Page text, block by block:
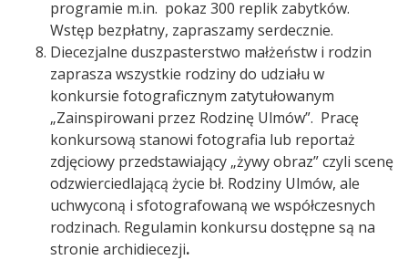
programie m.in. pokaz 300 replik zabytków.
Wstęp bezpłatny, zapraszamy serdecznie.
Diecezjalne duszpasterstwo małżeństw i rodzin
zaprasza wszystkie rodziny do udziału w
konkursie fotograficznym zatytułowanym
„Zainspirowani przez Rodzinę Ulmów”. Pracę
konkursową stanowi fotografia lub reportaż
zdjęciowy przedstawiający „żywy obraz” czyli scenę
odzwierciedlającą życie bł. Rodziny Ulmów, ale
uchwyconą i sfotografowaną we współczesnych
rodzinach. Regulamin konkursu dostępne są na
stronie archidiecezji.